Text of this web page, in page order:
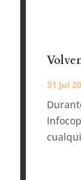
31 Jul